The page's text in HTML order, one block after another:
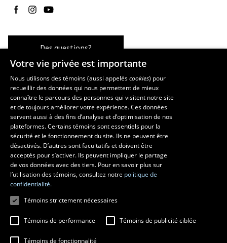
Suivez-nous sur Facebook
Suivez-nous sur Instagram
Suivez-nous sur YouTube
Des questions?
Les écoles et la recherche
École supérieure d’aménagement du territoire et de développement
régional
École d’architecture
École de design
Centre de recherche en aménagement et développement
Votre vie privée est importante
Nous utilisons des témoins (aussi appeléscookies) pour
recueillir des données qui nous permettent de mieux
connaître le parcours des personnes qui visitent notre site
et de toujours améliorer votre expérience. Ces données
servent aussi à des fins d’analyse et d’optimisation de nos
plateformes. Certains témoins sont essentiels pour la
sécurité et le fonctionnement du site. Ils ne peuvent être
désactivés. D’autres sont facultatifs et doivent être
acceptés pour s’activer. Ils peuvent impliquer le partage
de vos données avec des tiers. Pour en savoir plus sur
l’utilisation des témoins, consultez notre politique de
confidentialité.
Témoins strictement nécessaires
Témoins de performance Témoins de publicité ciblée
Témoins de fonctionnalité